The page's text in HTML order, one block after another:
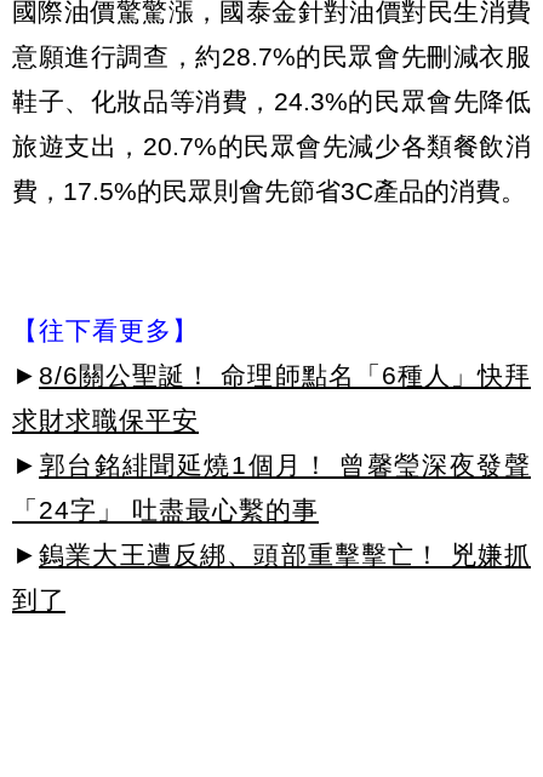
國際油價驚驚漲，國泰金針對油價對民生消費
意願進行調查，約28.7%的民眾會先刪減衣服
鞋子、化妝品等消費，24.3%的民眾會先降低
旅遊支出，20.7%的民眾會先減少各類餐飲消
費，17.5%的民眾則會先節省3C產品的消費。
【往下看更多】
► 8/6關公聖誕！ 命理師點名「6種人」快拜
求財求職保平安
► 郭台銘緋聞延燒1個月！ 曾馨瑩深夜發聲
「24字」 吐盡最心繫的事
► 鎢業大王遭反綁、頭部重擊擊亡！ 兇嫌抓
到了